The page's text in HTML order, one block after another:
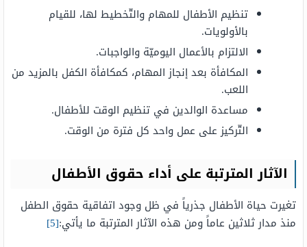
تنظيم الأطفال للمهام والتّخطيط لها، للقيام
بالأولويات.
الالتزام بالأعمال اليوميّة والواجبات.
المكافأة بعد إنجاز المهام، كمكافأة الكفل بالمزيد من
اللعب.
مساعدة الوالدين في تنظيم الوقت للأطفال.
التّركيز على عمل واحد كل فترة من الوقت.
الآثار المترتبة على أداء حقوق الأطفال
تغيرت حياة الأطفال جذرياً في ظل وجود اتفاقية حقوق الطفل
منذ مدار ثلاثين عاماً ومن هذه الآثار المترتبة ما يأتي:[5]